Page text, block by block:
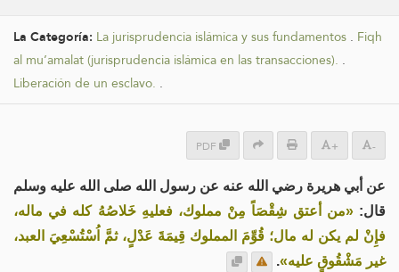
La Categoría: La jurisprudencia islámica y sus fundamentos . Fiqh
al mu’amalat (jurisprudencia islámica en las transacciones). .
Liberación de un esclavo. .
PDF + -
عن أبي هريرة رضي الله عنه عن رسول الله صلى الله عليه وسلم
قال:«من أعتق شِقْصَاً مِنْ مملوك، فعليهِ خَلاصُهُ كله في ماله،
فإِنْ لم يكن له مال؛ قُوِّمَ المملوك قِيمَةَ عَدْلٍ، ثمَّ اُسْتُسْعِيَ العبد،
غير مَشْقُوقٍ عليه».